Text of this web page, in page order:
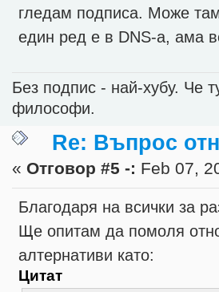
гледам подписа. Може
един ред е в DNS-а, ама
Без подпис - най-хубу. Че
философи.
Re: Въпрос
« Отговор #5 -: Feb 07,
Благодаря на всички за
Ще опитам да помоля
алтернативи като:
Цитат